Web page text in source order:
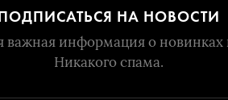
НА НОВОСТИ
важная информация о новинках
Никакого спама.